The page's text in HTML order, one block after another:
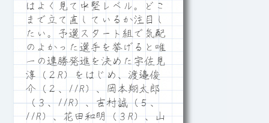
はよく見て中堅レベル。どこ
まで立て直しているか注目し
たい。予選スタート組で気配
のよかった選手を挙げると唯
一の連勝発進を決めた宇佐見
淳（２R）をはじめ、渡邉俊
介（２、11R）、岡本翔太郎
（３、11R）、吉村誠（５、
11R）、花田和明（３R）、山